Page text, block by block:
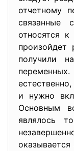
отчетному
связанные
относятся
произойдет
получили
и нужно
Основным
являлось